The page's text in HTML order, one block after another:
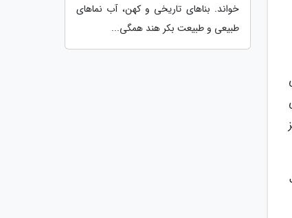
است
خواند. بناهای تاریخی و کهن، آب نماهای
طبیعی و طبیعت بکر هند همگی...